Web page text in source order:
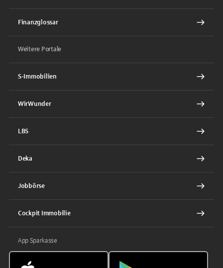
Finanzglossar
Weitere Portale
S-Immobilien
WirWunder
LBS
Deka
Jobbörse
Cockpit Immobilie
App Sparkasse